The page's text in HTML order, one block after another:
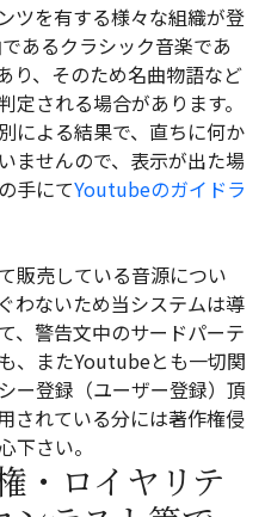
ツを有する様々な組織が登
あるクラシック音楽であ
り、そのため名曲物語など
される場合があります。
による結果で、直ちに何か
ませんので、表示が出た場
手にてYoutubeのガイドラ
販売している音源につい
わないため当システムは導
、警告文中のサードパーテ
、またYoutubeとも一切関
ー登録（ユーザー登録）頂
されている分には著作権侵
下さい。
・ロイヤリテ